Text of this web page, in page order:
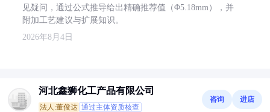
见疑问，通过公式推导给出精确推荐值（Φ5.18mm），并
附加工艺建议与扩展知识。
2026年8月4日
河北鑫狮化工产品有限公司
法人:董俊达 通过主体资质核查
咨询 进店